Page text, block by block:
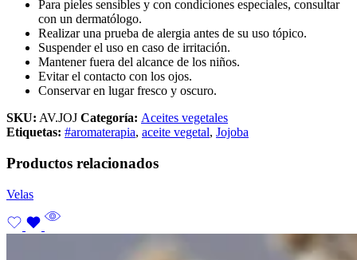
Para pieles sensibles y con condiciones especiales, consultar
con un dermatólogo.
Realizar una prueba de alergia antes de su uso tópico.
Suspender el uso en caso de irritación.
Mantener fuera del alcance de los niños.
Evitar el contacto con los ojos.
Conservar en lugar fresco y oscuro.
SKU: AV.JOJ Categoría: Aceites vegetales
Etiquetas: #aromaterapia, aceite vegetal, Jojoba
Productos relacionados
Velas